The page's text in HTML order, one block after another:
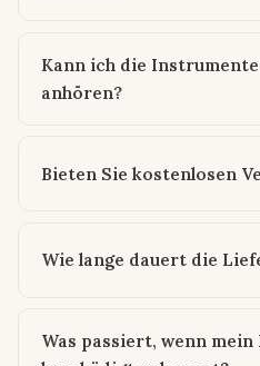
Kann ich die
anhören?
Bieten Sie kostenlosen
Wie lange dauert die
Was passiert, wenn